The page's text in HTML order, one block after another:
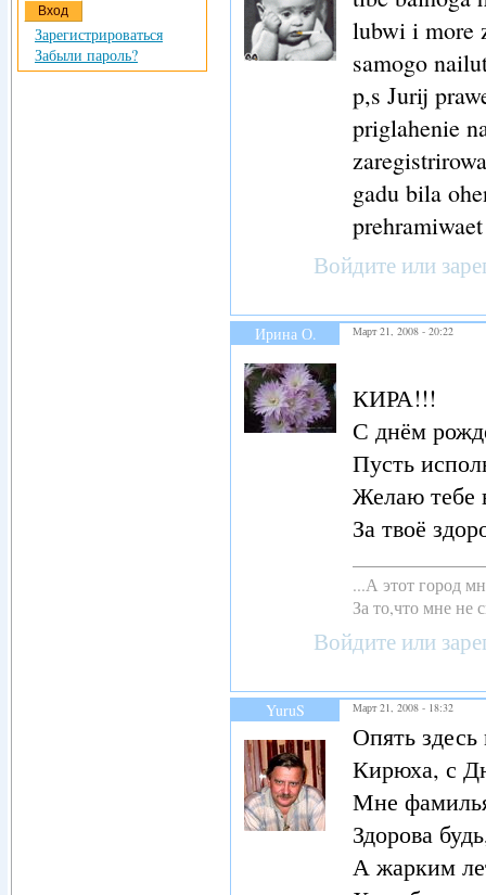
lubwi i more
samogo
p,s Jurij
priglahenie
gadu bila
Войдите или
Ирина О. Март 21, 2008 - 20:22
КИРА!!!
С днём
Пусть
Желаю тебе
За твоё
...А этот город
За то,что мне не
Войдите или
YuruS Март 21, 2008 - 18:32
Опять
Кирюха, с
Мне
Здорова
А жарким
Зарегистрироваться
Забыли пароль?